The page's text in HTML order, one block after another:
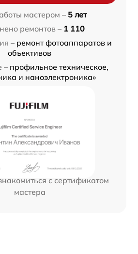
мастером – 5 лет
ремонтов – 1 110
– ремонт фотоаппаратов и
объективов
– профильное техническое,
и наноэлектроника»
с сертификатом
мастера